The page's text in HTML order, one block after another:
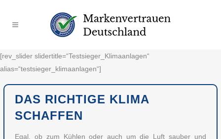
[rev_slider slidertitle=“Testsieger_Klimaanlagen“
alias=“testsieger_klimaanlagen“]
DAS RICHTIGE KLIMA
SCHAFFEN
Egal, ob zum Kühlen oder auch um die Luft sauber und